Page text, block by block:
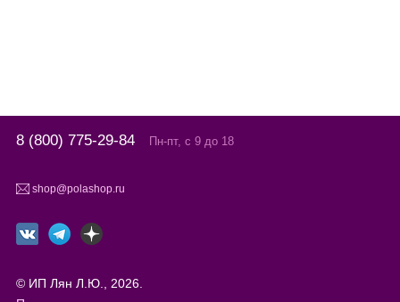
8 (800) 775-29-84 Пн-пт, с 9 до 18
shop@polashop.ru
© ИП Лян Л.Ю., 2026.